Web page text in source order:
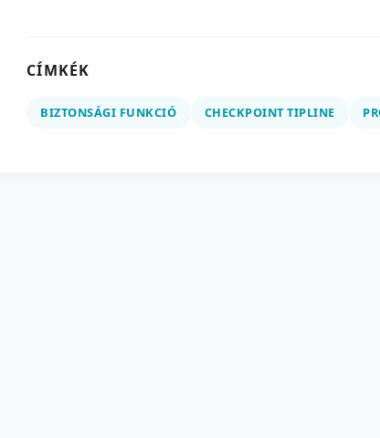
CÍMKÉK
BIZTONSÁGI FUNKCIÓ CHECKPOINT TIPLINE